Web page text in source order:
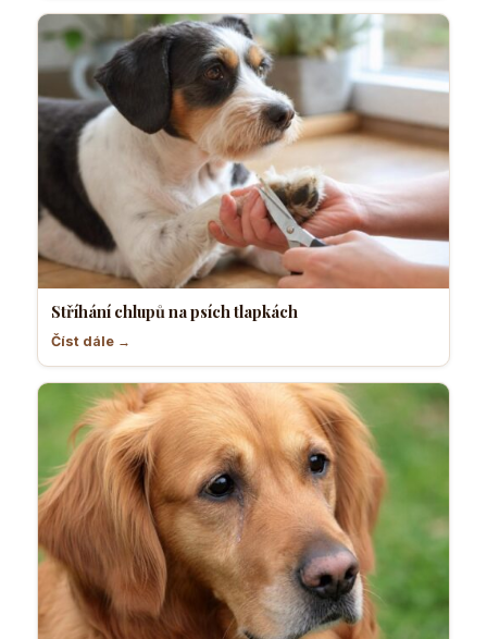
Stříhání chlupů na psích tlapkách
Číst dále →